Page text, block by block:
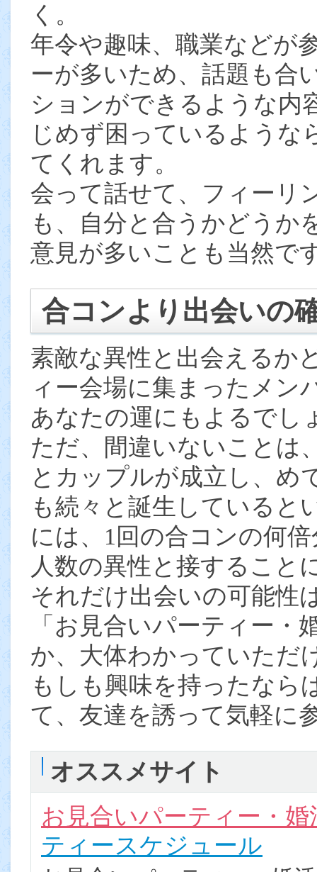
く。
年令や趣味、職業などが
ーが多いため、話題も合
ションができるような内
じめず困っているような
てくれます。
会って話せて、フィーリ
も、自分と合うかどうか
意見が多いことも当然で
合コンより出会いの
素敵な異性と出会えるか
ィー会場に集まったメン
あなたの運にもよるでし
ただ、間違いないことは
とカップルが成立し、め
も続々と誕生していると
には、1回の合コンの何
人数の異性と接すること
それだけ出会いの可能性
「お見合いパーティー
か、大体わかっていただ
もしも興味を持ったなら
て、友達を誘って気軽に
オススメサイト
お見合いパーティー・
ティースケジュール